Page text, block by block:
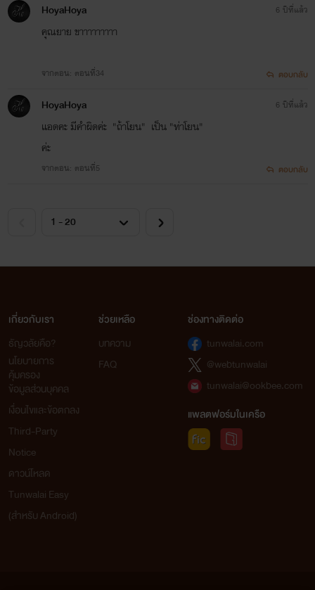
HoyaHoya
คุณยาย ขาาาาาาาาา
จากตอน: ตอนที่34
6 ปีที่แล้ว
ตอบกลับ
HoyaHoya
แอดคะ มีคำผิดค่ะ "ถ้าโยน" เป็น "ท่าโยน"
ค่ะ
จากตอน: ตอนที่5
6 ปีที่แล้ว
ตอบกลับ
เกี่ยวกับเรา
ธัญวลัยคือ?
นโยบายการ
คุ้มครอง
ข้อมูลส่วนบุคคล
เงื่อนไขและข้อตกลง
Third-Party
Notice
ดาวน์โหลด
Tunwalai Easy
(สำหรับ Android)
ช่วยเหลือ
บทความ
FAQ
ช่องทางติดต่อ
tunwalai.com
@webtunwalai
tunwalai@ookbee.com
แพลตฟอร์มในเครือ